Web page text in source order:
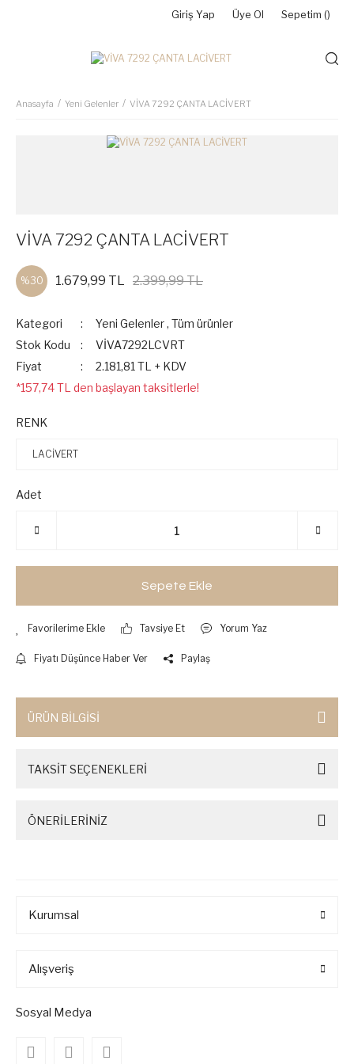
Giriş Yap Üye Ol Sepetim ()
Anasayfa Yeni Gelenler VİVA 7292 ÇANTA LACİVERT
VİVA 7292 ÇANTA LACİVERT
%30 1.679,99 TL 2.399,99 TL
Kategori Yeni Gelenler , Tüm ürünler
Stok Kodu
VİVA7292LCVRT
Fiyat
2.181,81 TL + KDV
*157,74 TL den başlayan taksitlerle!
RENK
Adet
Sepete Ekle
Tavsiye Et Yorum Yaz
Fiyatı Düşünce Haber Ver Paylaş
ÜRÜN BİLGİSİ
TAKSİT SEÇENEKLERİ
ÖNERİLERİNİZ
Kurumsal
Alışveriş
Sosyal Medya